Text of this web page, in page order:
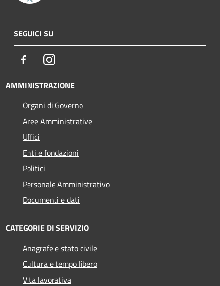
SEGUICI SU
FacebookInstagram
AMMINISTRAZIONE
Organi di Governo
Aree Amministrative
Uffici
Enti e fondazioni
Politici
Personale Amministrativo
Documenti e dati
CATEGORIE DI SERVIZIO
Anagrafe e stato civile
Cultura e tempo libero
Vita lavorativa